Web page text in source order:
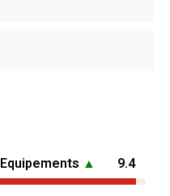
Equipements ▲ 9.4